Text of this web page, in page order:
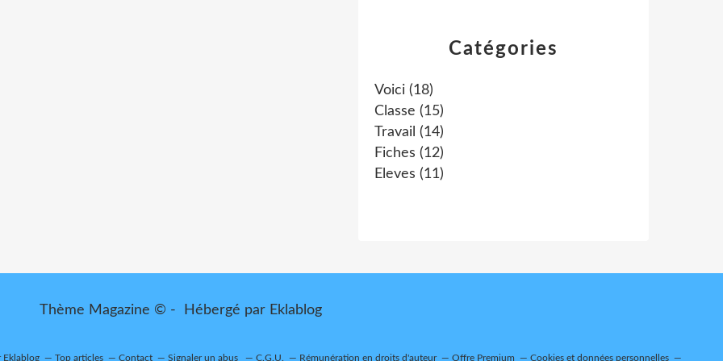
Catégories
Voici (18)
Classe (15)
Travail (14)
Fiches (12)
Eleves (11)
Thème Magazine © - Hébergé par Eklablog
Eklablog Top articles Contact Signaler un abus C.G.U. Rémunération en droits d'auteur Offre Premium Cookies et données personnelles